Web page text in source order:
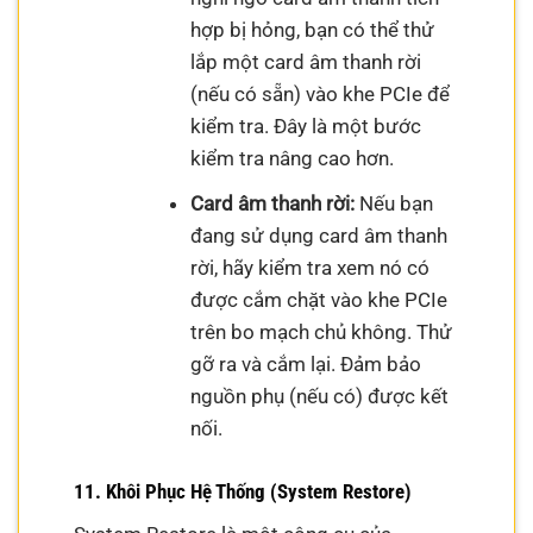
hợp bị hỏng, bạn có thể thử
lắp một card âm thanh rời
(nếu có sẵn) vào khe PCIe để
kiểm tra. Đây là một bước
kiểm tra nâng cao hơn.
Card âm thanh rời:Nếu bạn
đang sử dụng card âm thanh
rời, hãy kiểm tra xem nó có
được cắm chặt vào khe PCIe
trên bo mạch chủ không. Thử
gỡ ra và cắm lại. Đảm bảo
nguồn phụ (nếu có) được kết
nối.
11. Khôi Phục Hệ Thống (System Restore)